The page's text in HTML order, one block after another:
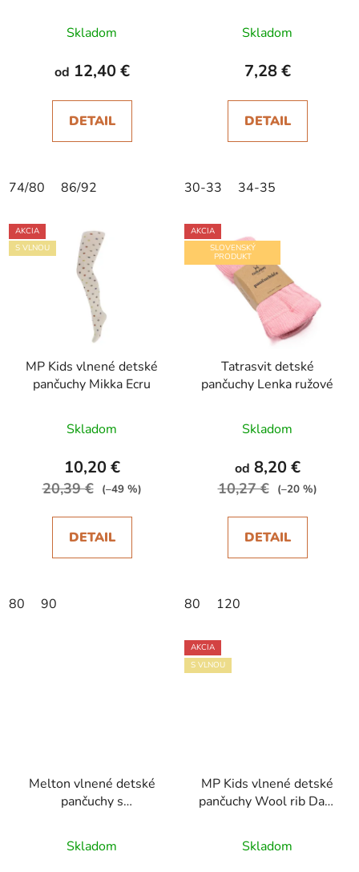
Skladom
od 12,40 €
DETAIL
74/80 86/92
Skladom
7,28 €
DETAIL
30-33 34-35
AKCIA
S VLNOU
MP Kids vlnené detské
pančuchy Mikka Ecru
Skladom
10,20 €
20,39 € (–49 %)
DETAIL
80 90
AKCIA
SLOVENSKÝ
PRODUKT
Tatrasvit detské
pančuchy Lenka ružové
Skladom
od 8,20 €
10,27 € (–20 %)
DETAIL
80 120
Melton vlnené detské
pančuchy s
Brown
Skladom
AKCIA
S VLNOU
MP Kids vlnené detské
pančuchy Wool rib Dark
Skladom